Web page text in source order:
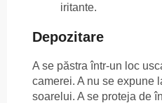
iritante.
Depozitare
A se păstra într-un loc
camerei. A nu se expune
soarelui. A se proteja de